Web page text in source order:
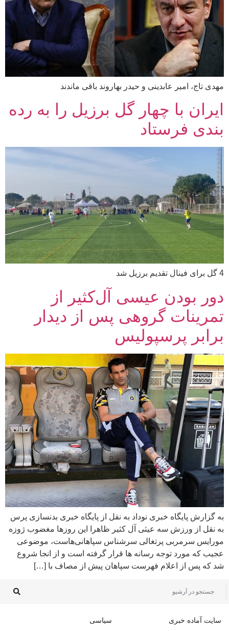
مهدی تاج، امیر عابدینی و حیدر بهاروند باقی ماندند
ایران با چهار گل برزیل را به رده
بندی فرستاد
4 گل برای فینال تقدیم برزیل شد
دور بودن عیسی آل‌کثیر از
تمرینات گروهی پس از دیدار
برابر پرسپولیس
به گزارش پایگاه خبری نوداد به نقل از پایگاه خبری بدنسازی پرس
به نقل از ورزش سه عیثی آل کثیر ظاهرا این روزها مغضوب ژوزه
مورایس سرمربی پرتغالی سرشناس سپاهانی‌هاست، موضوعی
عجیب که مورد توجه رسانه ها قرار گرفته است و از انجا شروع
شد که پس از اعلام فهرست سپاهان پیش از مصاف با […]
سایت آماده خبری سیاسی